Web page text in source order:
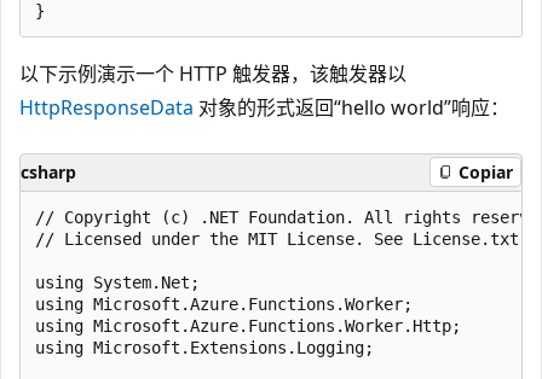
以下示例演示一个 HTTP 触发器，该触发器以
HttpResponseData 对象的形式返回“hello world”响应：
csharp Copiar
﻿// Copyright (c) .NET Foundation. All rights
// Licensed under the MIT License. See
using System.Net;
using Microsoft.Azure.Functions.Worker;
using Microsoft.Azure.Functions.Worker.Http;
using Microsoft.Extensions.Logging;